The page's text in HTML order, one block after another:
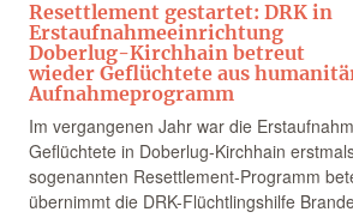
Resettlement gestartet: DRK in
Erstaufnahmeeinrichtung
Doberlug-Kirchhain betreut
wieder Geflüchtete aus
Aufnahmeprogramm
Im vergangenen Jahr war die
Geflüchtete in Doberlug-Kirchhain
sogenannten Resettlement-Programm
übernimmt die DRK-Flüchtlingshilfe